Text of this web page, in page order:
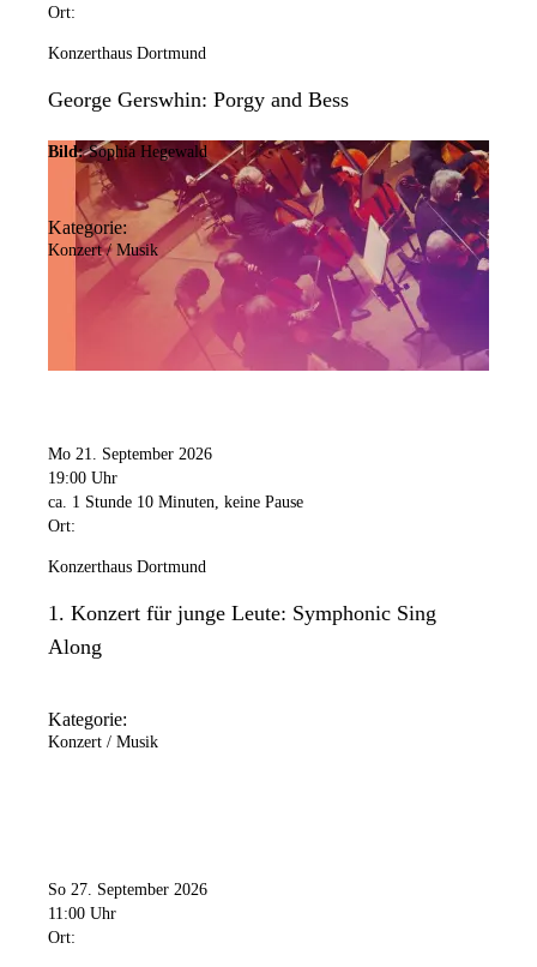
Ort:
Konzerthaus Dortmund
George Gerswhin: Porgy and Bess
Bild: Sophia Hegewald
Kategorie:
Konzert / Musik
Mo 21. September 2026
19:00 Uhr
ca. 1 Stunde 10 Minuten, keine Pause
Ort:
Konzerthaus Dortmund
1. Konzert für junge Leute: Symphonic Sing
Along
Kategorie:
Konzert / Musik
So 27. September 2026
11:00 Uhr
Ort: